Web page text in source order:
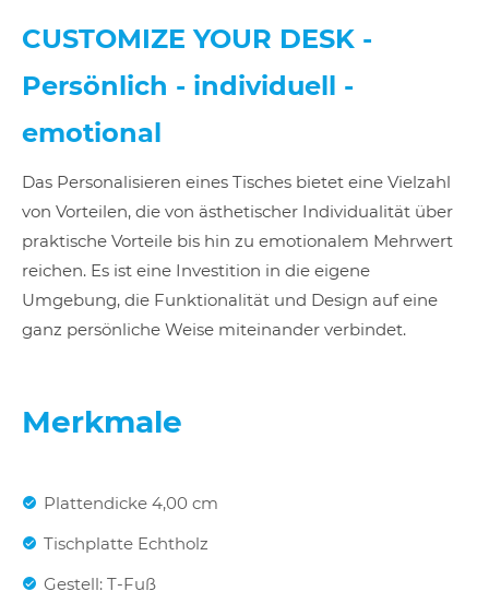
CUSTOMIZE YOUR DESK -
Persönlich - individuell -
emotional
Das Personalisieren eines Tisches bietet eine Vielzahl
von Vorteilen, die von ästhetischer Individualität über
praktische Vorteile bis hin zu emotionalem Mehrwert
reichen. Es ist eine Investition in die eigene
Umgebung, die Funktionalität und Design auf eine
ganz persönliche Weise miteinander verbindet.
Merkmale
Plattendicke 4,00 cm
Tischplatte Echtholz
Gestell: T-Fuß